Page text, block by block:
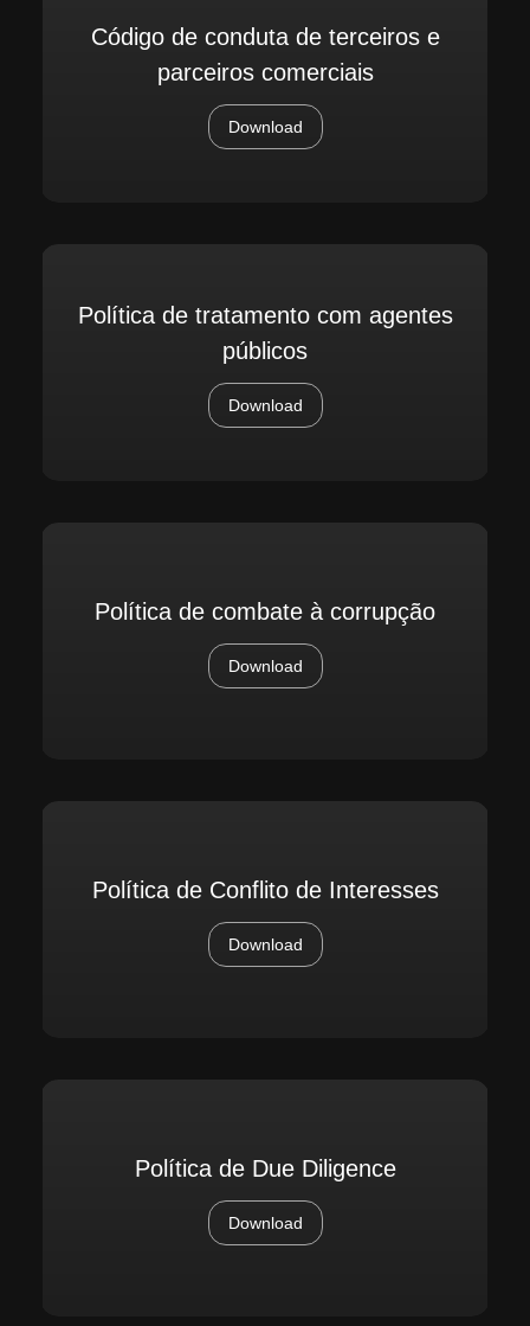
Código de conduta de terceiros e
parceiros comerciais
Download
Política de tratamento com agentes
públicos
Download
Política de combate à corrupção
Download
Política de Conflito de Interesses
Download
Política de Due Diligence
Download